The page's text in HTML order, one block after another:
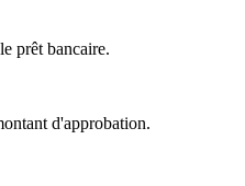
prêt bancaire.
d'approbation.